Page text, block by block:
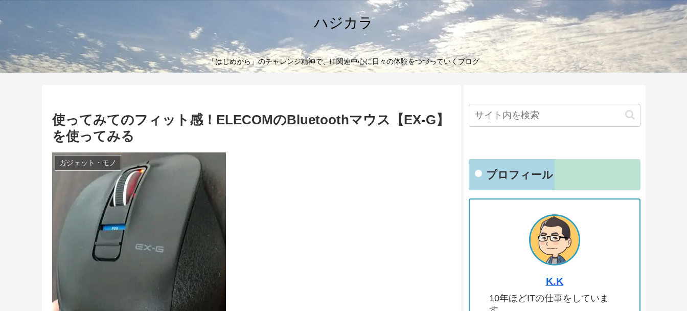
ハジカラ
「はじめから」のチャレンジ精神で、IT関連中心に日々の体験をつづっていくブログ
使ってみてのフィット感！ELECOMのBluetoothマウス【EX-G】
を使ってみる
ガジェット・モノ
プロフィール
K.K
10年ほどITの仕事をしていま